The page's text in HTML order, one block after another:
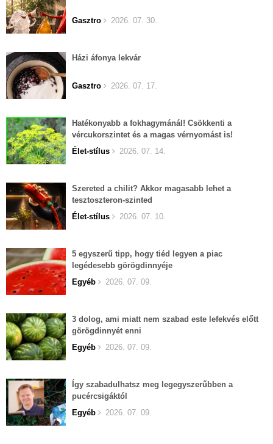
Gasztro 2026. 07. 30.
Házi áfonya lekvár
Gasztro 2026. 07. 17.
Hatékonyabb a fokhagymánál! Csökkenti a
vércukorszintet és a magas vérnyomást is!
Élet-stílus
2026. 07. 14.
Szereted a chilit? Akkor magasabb lehet a
tesztoszteron-szinted
Élet-stílus
2026. 07. 10.
5 egyszerű tipp, hogy tiéd legyen a piac
legédesebb görögdinnyéje
Egyéb
2026. 07. 09.
3 dolog, ami miatt nem szabad este lefekvés előtt
görögdinnyét enni
Egyéb
2026. 07. 09.
Így szabadulhatsz meg legegyszerűbben a
pucércsigáktól
Egyéb
2026. 07. 09.